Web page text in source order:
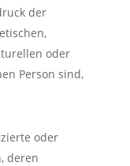
der
oder
Person sind,
oder
deren